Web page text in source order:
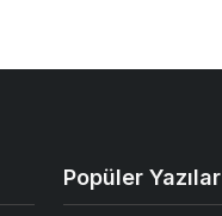
Popüler Yazılar